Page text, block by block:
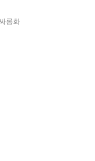
롱화